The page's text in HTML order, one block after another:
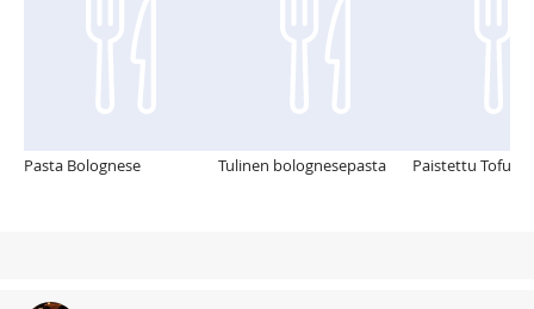
Pasta Bolognese Tulinen bolognesepasta Paistettu Tofu-